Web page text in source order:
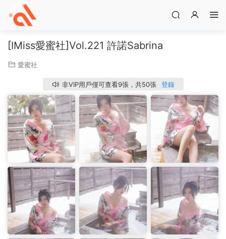
[IMiss愛蜜社]Vol.221 許諾Sabrina
愛蜜社
非VIP用戶僅可查看9張，共50張 登錄